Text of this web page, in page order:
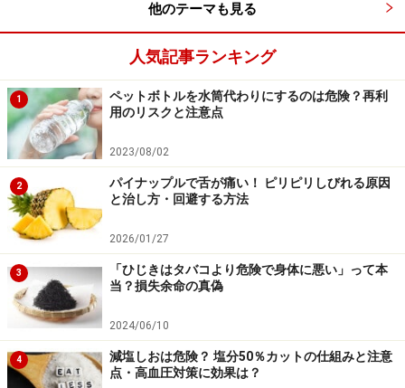
他のテーマも見る
人気記事ランキング
1
ペットボトルを水筒代わりにするのは危険？再利
用のリスクと注意点
2023/08/02
2
パイナップルで舌が痛い！ ピリピリしびれる原因
と治し方・回避する方法
2026/01/27
3
「ひじきはタバコより危険で身体に悪い」って本
当？損失余命の真偽
2024/06/10
4
減塩しおは危険？ 塩分50％カットの仕組みと注意
点・高血圧対策に効果は？